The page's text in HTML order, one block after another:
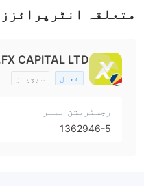
متعلقہ انٹرپرائزز
FX CAPITAL LTD.
فعال سیچیلز
رجسٹریشن نمبر
1362946-5